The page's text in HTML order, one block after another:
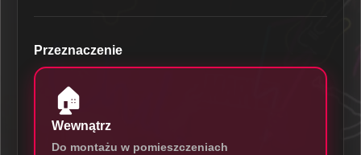
Przeznaczenie
🏠
Wewnątrz
Do montażu w pomieszczeniach